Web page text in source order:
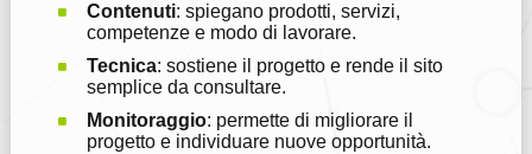
Contenuti: spiegano prodotti, servizi,
competenze e modo di lavorare.
Tecnica: sostiene il progetto e rende il sito
semplice da consultare.
Monitoraggio: permette di migliorare il
progetto e individuare nuove opportunità.